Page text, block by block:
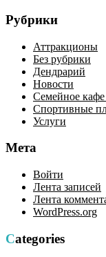
Рубрики
Аттракционы
Без рубрики
Дендрарий
Новости
Семейное
Спортивные
Услуги
Мета
Войти
Лента записей
Лента
WordPress.org
Categories